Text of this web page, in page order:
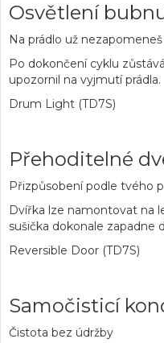
Osvětlení
Na prádlo už nezapomeneš
Po dokončení cyklu
upozornil na vyjmutí prádla.
Drum Light (TD7S)
Přehoditelné
Přizpůsobení podle tvého
Dvířka lze namontovat na
sušička dokonale zapadne
Reversible Door (TD7S)
Samočisticí
Čistota bez údržby